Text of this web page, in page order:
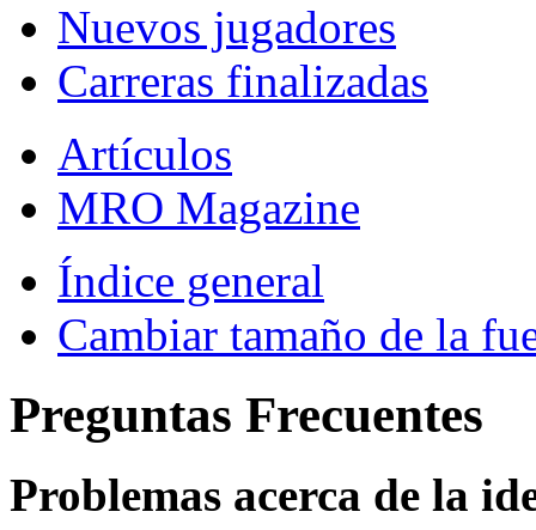
Nuevos jugadores
Carreras finalizadas
Artículos
MRO Magazine
Índice general
Cambiar tamaño de la
Preguntas Frecuentes
Problemas acerca de la